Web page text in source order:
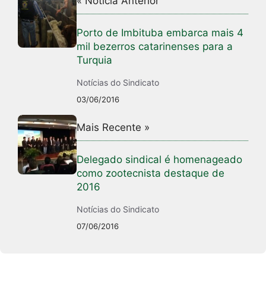
Porto de Imbituba embarca mais 4
mil bezerros catarinenses para a
Turquia
Notícias do Sindicato
03/06/2016
Mais Recente »
Delegado sindical é homenageado
como zootecnista destaque de
2016
Notícias do Sindicato
07/06/2016